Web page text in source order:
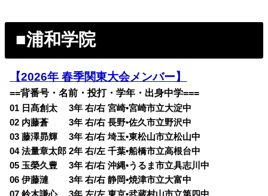
■浦和学院
【2026年 春季関東大会メンバー】
==背番号・名前・投打・学年・出身中学===
01 日髙創太 3年 右/右 宮崎•宮崎市立大淀中
02 内藤蒼 3年 右/右 長野•佐久市立野沢中
03 藤澤昴輝 3年 右/右 埼玉•東松山市立松山中
04 法量章太郎 2年 右/左 千葉•船橋市立高根台中
05 玉榮久豊 3年 右/右 沖縄•うるま市立具志川中
06 伊藤漣 3年 右/右 静岡•焼津市立大富中
07 鈴木謙心 3年 左/左 東京•武蔵村山市立第四中